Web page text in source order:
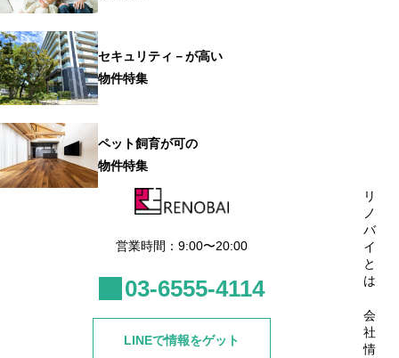
セキュリティ－が高い
物件特集
ペット飼育が可の
物件特集
営業時間：9:00〜20:00
03-6555-4114
LINEで情報をゲット
リ
ノ
バ
イ
と
は
会
社
情